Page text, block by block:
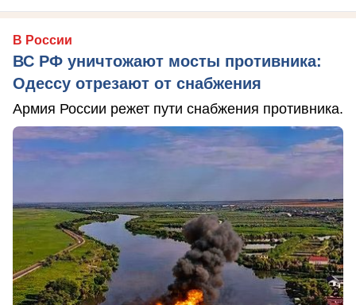
В России
ВС РФ уничтожают мосты противника:
Одессу отрезают от снабжения
Армия России режет пути снабжения противника.